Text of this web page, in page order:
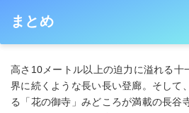
まとめ
高さ10メートル以上の迫力に溢れる十
界に続くような長い長い登廊。そして
る「花の御寺」みどころが満載の長谷